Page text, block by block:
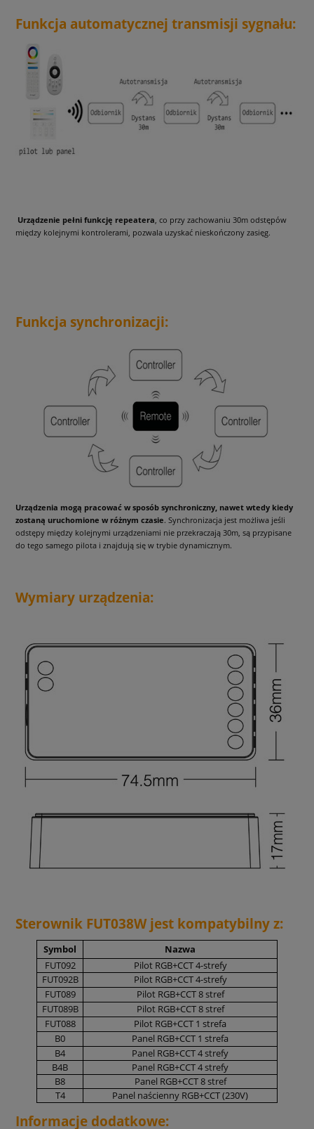
Funkcja automatycznej transmisji sygnału:
Urządzenie pełni funkcję repeatera , co przy zachowaniu 30m odstępów
między kolejnymi kontrolerami, pozwala uzyskać nieskończony zasięg.
Funkcja synchronizacji:
Urządzenia mogą pracować w sposób synchroniczny, nawet wtedy kiedy
zostaną uruchomione w różnym czasie. Synchronizacja jest możliwa jeśli
odstępy między kolejnymi urządzeniami nie przekraczają 30m, są przypisane
do tego samego pilota i znajdują się w trybie dynamicznym.
Wymiary urządzenia:
Sterownik FUT038W jest kompatybilny z:
Symbol
Nazwa
FUT092
Pilot RGB+CCT 4-strefy
FUT092B
Pilot RGB+CCT 4-strefy
FUT089
Pilot RGB+CCT 8 stref
FUT089B
Pilot RGB+CCT 8 stref
FUT088
Pilot RGB+CCT 1 strefa
B0
Panel RGB+CCT 1 strefa
B4
Panel RGB+CCT 4 strefy
B4B
Panel RGB+CCT 4 strefy
B8
Panel RGB+CCT 8 stref
T4
Panel naścienny RGB+CCT (230V)
Informacje dodatkowe: